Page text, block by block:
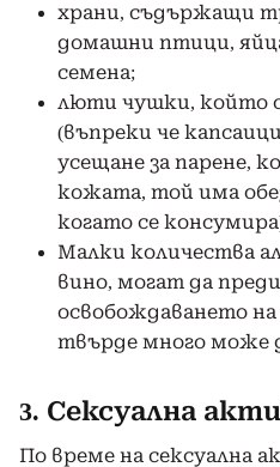
храни, съдържащи
домашни птици,
семена;
люти чушки, който
(въпреки че
усещане за парене,
кожата, той има
когато се
Малки количества
вино, могат да
освобождаването
твърде много може
3. Сексуална
По време на сексуална